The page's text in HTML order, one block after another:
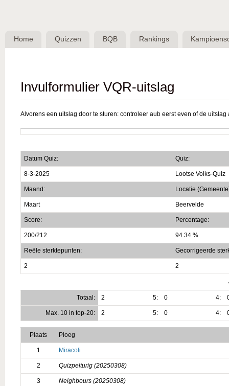
Belgische
QuizBond
Home Quizzen BQB Rankings
Invulformulier VQR-uitslag
Alvorens een uitslag door te sturen: controleer aub eerst even of de
Datum Quiz: Quiz:
8-3-2025 Lootse Volks-Quiz
Maand: Locatie
Maart Beervelde
Score: Percentage:
200/212 94.34 %
Reële sterktepunten: Gecorrigeerde
2 2
Totaal:
2 5: 0 4:
Max. 10 in top-20: 2 5: 0 4:
Plaats Ploeg
1 Miracoli
2 Quizpelturig (20250308)
3 Neighbours (20250308)